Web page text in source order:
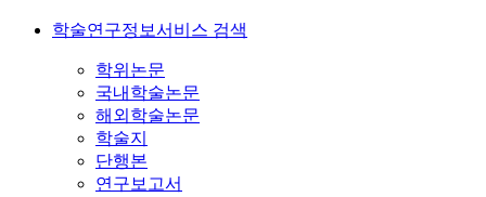
학술연구정보서비스 검색
학위논문
국내학술논문
해외학술논문
학술지
단행본
연구보고서